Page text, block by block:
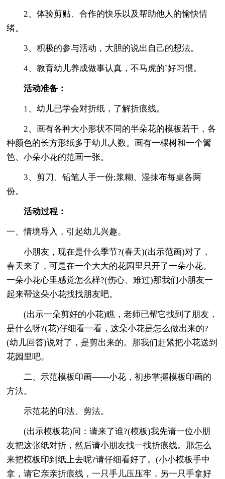
2、体验剪贴、合作的快乐以及帮助他人的愉快情
绪。
3、积极的参与活动，大胆的说出自己的想法。
4、教育幼儿养成做事认真，不马虎的`好习惯。
活动准备：
1、幼儿已学会对折纸，了解折痕线。
2、画有各种大小形状不同的半朵花的模板若干，各
种颜色的长方形纸多于幼儿人数。画有一棵树和一个篱
笆、小朵小花的范画一张。
3、剪刀、铅笔人手一份;浆糊、湿抹布每桌各两
份。
活动过程：
一、情境导入，引起幼儿兴趣。
小朋友，现在是什么季节?(春天)(出示范画)对了，
春天来了，可是在一个大大的花园里只开了一朵小花。
一朵小花心里感觉怎么样?(伤心、难过)那我们小朋友一
起来帮这朵小花找找朋友吧。
(出示一朵剪好的小花)瞧，老师已帮它找到了朋友，
是什么呀?(花)仔细看一看，这朵小花是怎么做出来的?
(幼儿回答)说对了，是剪出来的。那我们赶紧把小花送到
花园里吧。
二、示范模板印画——小花，初步掌握模板印画的
方法。
示范花的印法、剪法。
(出示模板花)问：请来了谁?(模板)我先请一位小朋
友把这张纸对折，然后请小朋友找一找折痕线。那怎么
来把模板印到纸上去呢?请仔细看好了。(小小模板手中
拿，请它亲亲折痕线，一只手儿压压牢，另一只手拿好